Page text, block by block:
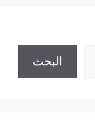
البحث